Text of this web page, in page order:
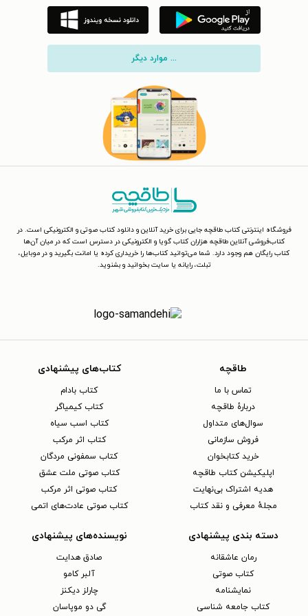
... موارد دیگر
فروشگاه اینترنتی کتاب طاقچه جایی برای خرید آنلاین و دانلود کتاب صوتی و الکترونیکی است. در
کتاب‌فروشی آنلاین طاقچه هزاران کتاب گویا و الکترونیکی در دسترس است که در میان آن‌ها
کتاب رایگان هم وجود دارد. شما می‌توانید کتاب‌ها را خریداری کرده یا امانت بگیرید و در موبایل،
تبلت، رایانه یا سایت بخوانید و بشنوید.
طاقچه
تماس با ما
دربارهٔ طاقچه
سوال‌های متداول
فروش سازمانی
خرید کتابخوان
اپلیکیشن کتاب طاقچه
هدیه اشتراک بی‌نهایت
مجلهٔ معرفی و نقد کتاب
کتاب‌های پیشنهادی
کتاب بادام
کتاب کیمیاگر
کتاب اسب سیاه
کتاب اثر مرکب
کتاب سمفونی مردگان
کتاب صوتی ملت عشق
کتاب صوتی اثر مرکب
کتاب صوتی عادت‌های اتمی
دسته بندی پیشنهادی
رمان عاشقانه
کتاب‌ صوتی
نمایشنامه
کتاب جامعه شناسی
نویسنده‌های پیشنهادی
صادق هدایت
آلبر کامو
چارلز دیکنز
گی دو موپاسان